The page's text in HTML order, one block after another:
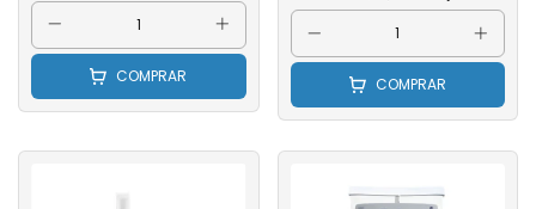
COMPRAR COMPRAR